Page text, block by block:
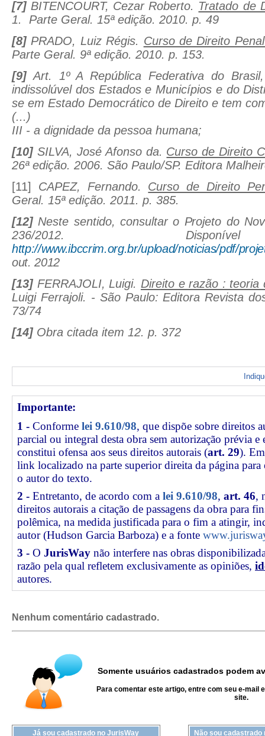
[7] BITENCOURT, Cezar Roberto. Tratado de
1. Parte Geral. 15ª edição. 2010. p. 49
[8] PRADO, Luiz Régis. Curso de Direito
Parte Geral. 9ª edição. 2010. p. 153.
[9] Art. 1º A República Federativa do
indissolúvel dos Estados e Municípios e do
se em Estado Democrático de Direito e tem
(...)
III - a dignidade da pessoa humana;
[10] SILVA, José Afonso da. Curso de Direito
26ª edição. 2006. São Paulo/SP. Editora
[11]
CAPEZ, Fernando. Curso de Direito
Geral. 15ª edição. 2011. p. 385.
[12] Neste sentido, consultar o Projeto do
236/2012.
http://www.ibccrim.org.br/upload/noticias/pdf/
out. 2012
[13] FERRAJOLI, Luigi. Direito e razão : teoria
Luigi Ferrajoli. - São Paulo: Editora Revista
73/74
[14] Obra citada item 12. p. 372
Importante:
1 - Conforme lei 9.610/98, que dispõe sobre direitos
parcial ou integral desta obra sem autorização prévia e
constitui ofensa aos seus direitos autorais (art. 29).
link localizado na parte superior direita da página
o autor do texto.
2 - Entretanto, de acordo com a lei 9.610/98, art. 46,
direitos autorais a citação de passagens da obra para
polêmica, na medida justificada para o fim a atingir,
autor (Hudson Garcia Barboza) e a fonte
3 - O JurisWay não interfere nas obras
razão pela qual refletem exclusivamente as opiniões,
autores.
Nenhum comentário cadastrado.
Somente usuários cadastrados podem
Para comentar este artigo, entre com seu e-mail
site.
Já sou cadastrado no JurisWay Não sou cadastrado